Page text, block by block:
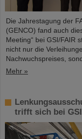
Die Jahrestagung der
(GENCO) fand auch
Meeting“ bei GSI/FAIR
nicht nur die
Nachwuchspreises,
Mehr »
trifft sich bei